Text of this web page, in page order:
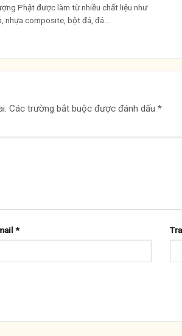
Phật được làm từ nhiều chất liệu như
nhựa composite, bột đá, đá...
Các trường bắt buộc được đánh dấu *
*